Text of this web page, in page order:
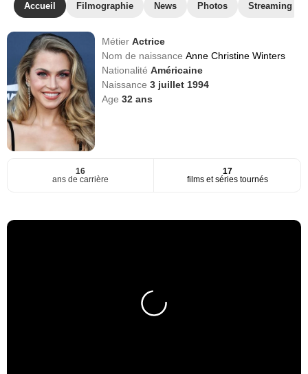
Accueil Filmographie News Photos Streaming
MétierActrice
Nom de naissanceAnne Christine Winters
NationalitéAméricaine
Naissance3 juillet 1994
Age32 ans
16
ans de carrière
17
films et séries tournés